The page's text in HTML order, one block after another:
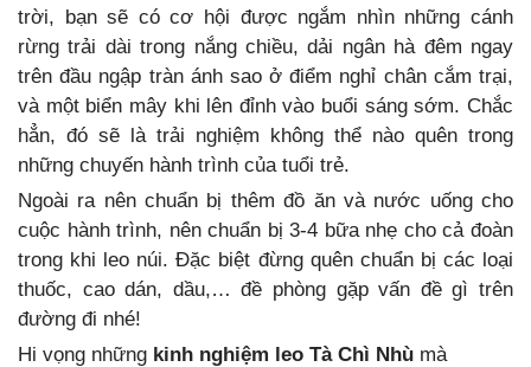
trời, bạn sẽ có cơ hội được ngắm nhìn những cánh
rừng trải dài trong nắng chiều, dải ngân hà đêm ngay
trên đầu ngập tràn ánh sao ở điểm nghỉ chân cắm trại,
và một biển mây khi lên đỉnh vào buổi sáng sớm. Chắc
hẳn, đó sẽ là trải nghiệm không thể nào quên trong
những chuyến hành trình của tuổi trẻ.
Ngoài ra nên chuẩn bị thêm đồ ăn và nước uống cho
cuộc hành trình, nên chuẩn bị 3-4 bữa nhẹ cho cả đoàn
trong khi leo núi. Đặc biệt đừng quên chuẩn bị các loại
thuốc, cao dán, dầu,… đề phòng gặp vấn đề gì trên
đường đi nhé!
Hi vọng những kinh nghiệm leo Tà Chì Nhù mà